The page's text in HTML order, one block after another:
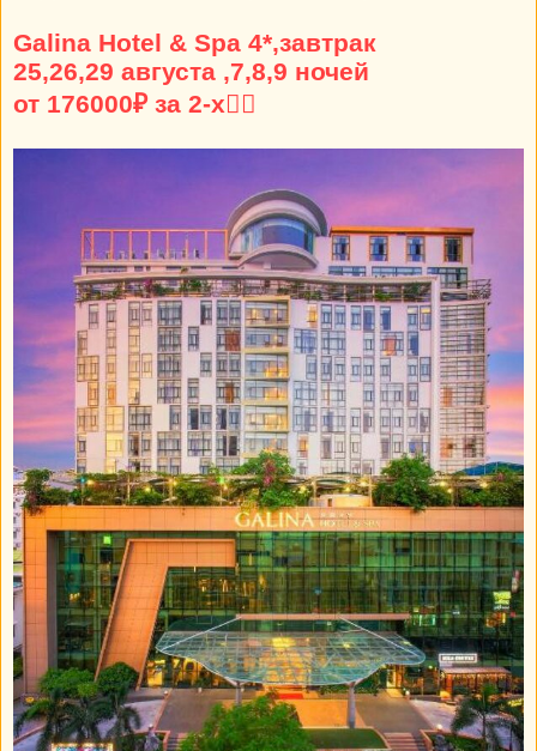
Galina Hotel & Spa 4*,завтрак
25,26,29 августа ,7,8,9 ночей
от 176000₽ за 2-х👍🏼